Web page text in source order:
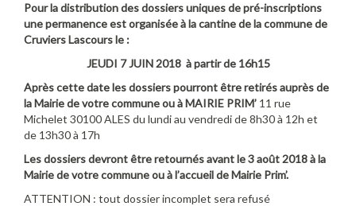
Pour la distribution des dossiers uniques de pré-inscriptions
une permanence est organisée à la cantine de la commune de
Cruviers Lascours le :
JEUDI 7 JUIN 2018 à partir de 16h15
Après cette date les dossiers pourront être retirés auprès de
la Mairie de votre commune ou à MAIRIE PRIM’ 11 rue
Michelet 30100 ALES du lundi au vendredi de 8h30 à 12h et
de 13h30 à 17h
Les dossiers devront être retournés avant le 3 août 2018 à la
Mairie de votre commune ou à l’accueil de Mairie Prim’.
ATTENTION : tout dossier incomplet sera refusé